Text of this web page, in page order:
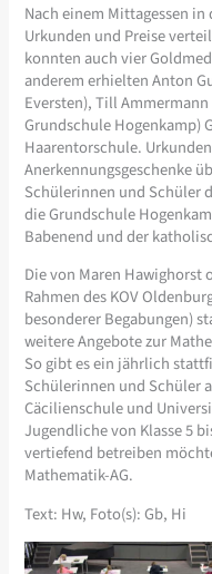
Nach einem Mittagessen
Urkunden und Preise
konnten auch vier
anderem erhielten Anton
Eversten), Till
Grundschule Hogenkamp)
Haarentorschule.
Anerkennungsgeschenke
Schülerinnen und Schüler
die Grundschule
Babenend und der
Die von Maren
Rahmen des KOV
besonderer Begabungen)
weitere Angebote zur
So gibt es ein jährlich
Schülerinnen und Schüler
Cäcilienschule und
Jugendliche von Klasse 5
vertiefend betreiben
Mathematik-AG.
Text: Hw, Foto(s): Gb, Hi